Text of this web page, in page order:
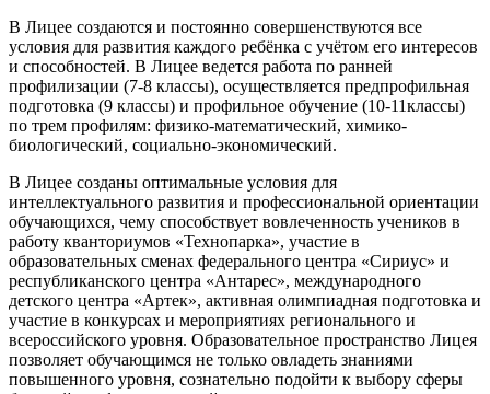
В Лицее создаются и постоянно совершенствуются все
условия для развития каждого ребёнка с учётом его интересов
и способностей. В Лицее ведется работа по ранней
профилизации (7-8 классы), осуществляется предпрофильная
подготовка (9 классы) и профильное обучение (10-11классы)
по трем профилям: физико-математический, химико-
биологический, социально-экономический.
В Лицее созданы оптимальные условия для
интеллектуального развития и профессиональной ориентации
обучающихся, чему способствует вовлеченность учеников в
работу кванториумов «Технопарка», участие в
образовательных сменах федерального центра «Сириус» и
республиканского центра «Антарес», международного
детского центра «Артек», активная олимпиадная подготовка и
участие в конкурсах и мероприятиях регионального и
всероссийского уровня. Образовательное пространство Лицея
позволяет обучающимся не только овладеть знаниями
повышенного уровня, сознательно подойти к выбору сферы